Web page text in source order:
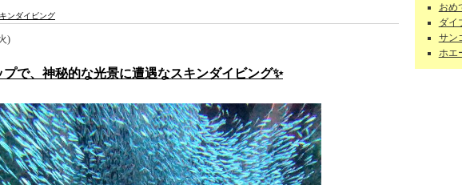
ンダイビング
)
プで、神秘的な光景に遭遇なスキンダイビング✨
おめ
ダイ
サン
ホエ